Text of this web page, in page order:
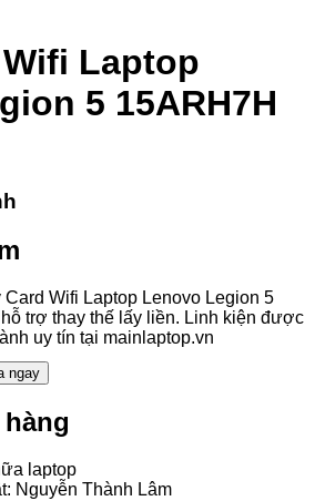
Laptop
5 15ARH7H
Wifi Laptop Lenovo Legion 5
trợ thay thế lấy liền. Linh kiện được
uy tín tại mainlaptop.vn
ngay
laptop
Nguyễn Thành Lâm